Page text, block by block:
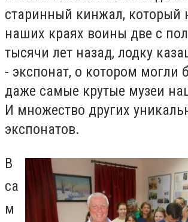
старинный кинжал, который
наших краях воины две с
тысячи лет назад, лодку
- экспонат, о котором могли
даже самые крутые музеи
И множество других
экспонатов.
В
са
м